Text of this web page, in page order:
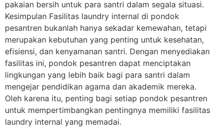
pakaian bersih untuk para santri dalam segala situasi.
Kesimpulan Fasilitas laundry internal di pondok
pesantren bukanlah hanya sekadar kemewahan, tetapi
merupakan kebutuhan yang penting untuk kesehatan,
efisiensi, dan kenyamanan santri. Dengan menyediakan
fasilitas ini, pondok pesantren dapat menciptakan
lingkungan yang lebih baik bagi para santri dalam
mengejar pendidikan agama dan akademik mereka.
Oleh karena itu, penting bagi setiap pondok pesantren
untuk mempertimbangkan pentingnya memiliki fasilitas
laundry internal yang memadai.